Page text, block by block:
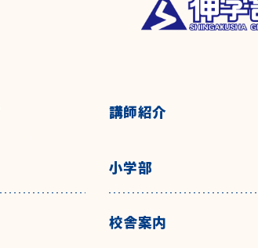
講師紹介
小学部
校舎案内